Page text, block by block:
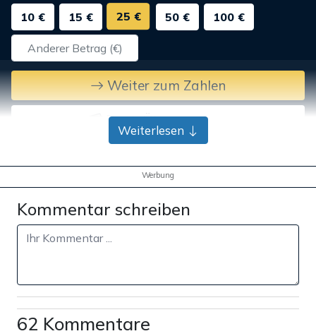
10 €
15 € 25 € 50 € 100 €
Weiter zum Zahlen
Bank-Überweisung
Weiterlesen
Werbung
Kommentar schreiben
62 Kommentare